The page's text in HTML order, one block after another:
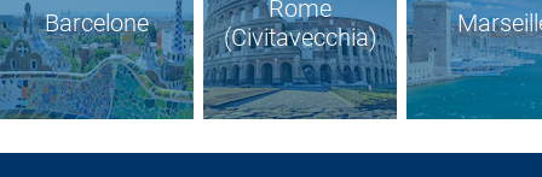
Barcelone
Rome
(Civitavecchia)